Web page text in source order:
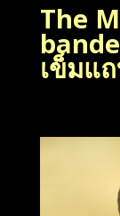
The
เข็มแ